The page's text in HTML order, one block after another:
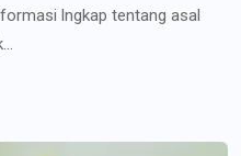
lngkap tentang asal